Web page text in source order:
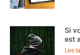
Si
est
Lire